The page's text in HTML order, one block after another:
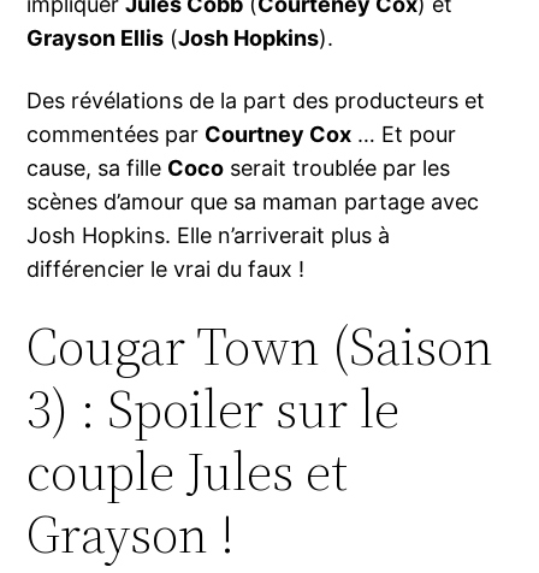
Grayson Ellis (Josh Hopkins).
Des révélations de la part des producteurs et
commentées par Courtney Cox … Et pour
cause, sa fille Coco serait troublée par les
scènes d’amour que sa maman partage avec
Josh Hopkins. Elle n’arriverait plus à
différencier le vrai du faux !
Cougar Town (Saison
3) : Spoiler sur le
couple Jules et
Grayson !